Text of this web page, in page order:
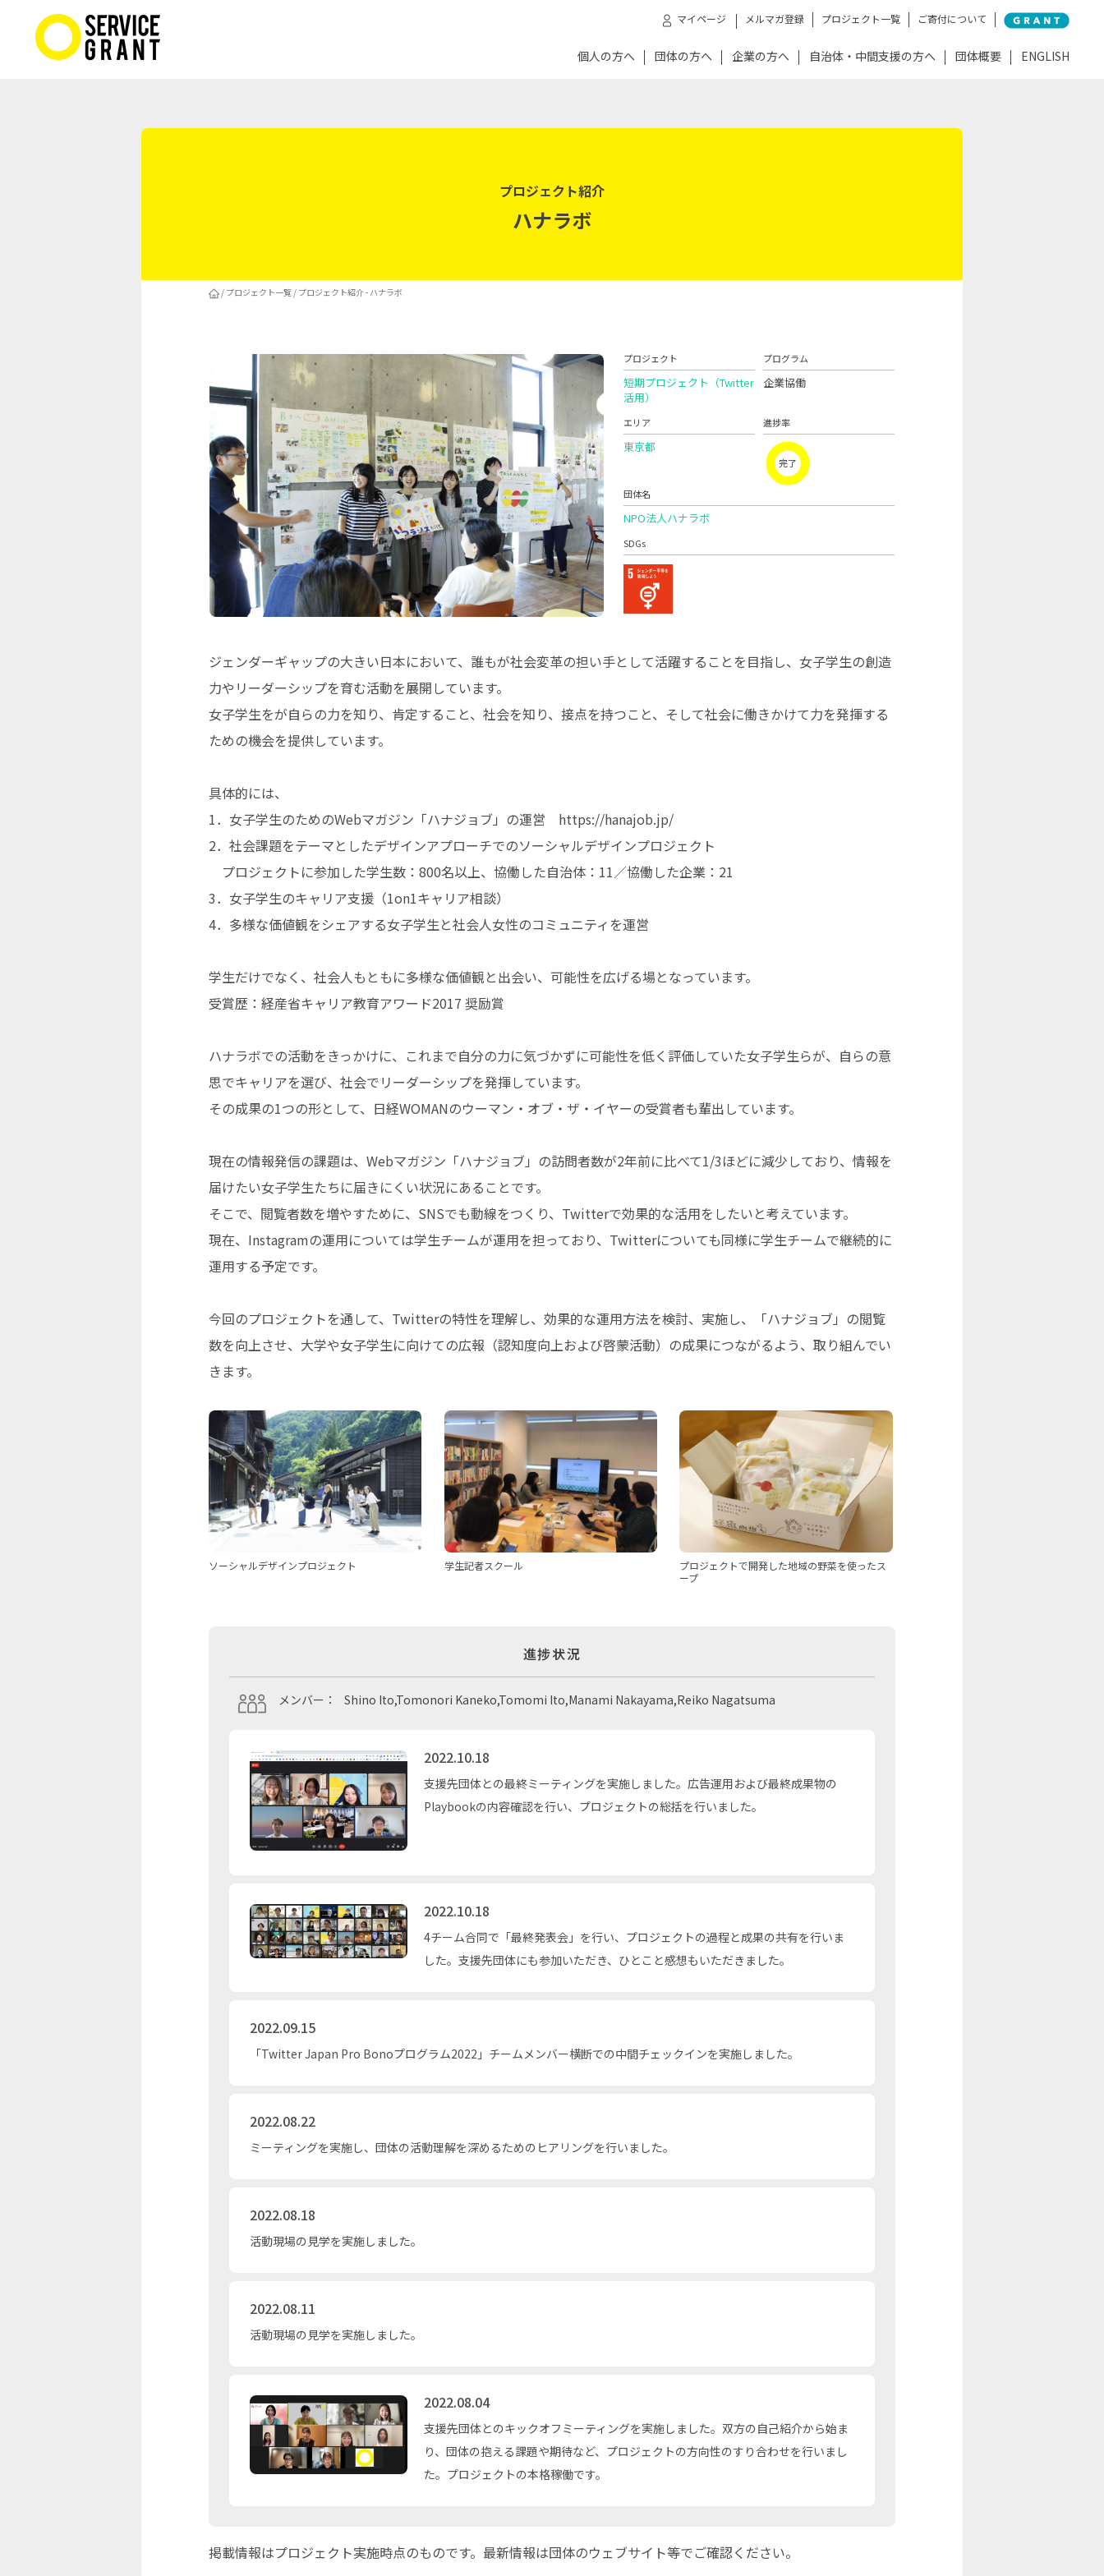
マイページ メルマガ登録 プロジェクト一覧 ご寄付について
個人の方へ 団体の方へ 企業の方へ 自治体・中間支援の方へ 団体概要 ENGLISH
プロジェクト紹介
ハナラボ
/ プロジェクト一覧 / プロジェクト紹介 - ハナラボ
プロジェクト
短期プロジェクト（Twitter
活用）
プログラム
企業協働
エリア
東京都
進捗率
完了
団体名
NPO法人ハナラボ
SDGs
ジェンダーギャップの大きい日本において、誰もが社会変革の担い手として活躍することを目指し、女子学生の創造
力やリーダーシップを育む活動を展開しています。
女子学生をが自らの力を知り、肯定すること、社会を知り、接点を持つこと、そして社会に働きかけて力を発揮する
ための機会を提供しています。
具体的には、
1．女子学生のためのWebマガジン「ハナジョブ」の運営 https://hanajob.jp/
2．社会課題をテーマとしたデザインアプローチでのソーシャルデザインプロジェクト
プロジェクトに参加した学生数：800名以上、協働した自治体：11／協働した企業：21
3．女子学生のキャリア支援（1on1キャリア相談）
4．多様な価値観をシェアする女子学生と社会人女性のコミュニティを運営
学生だけでなく、社会人もともに多様な価値観と出会い、可能性を広げる場となっています。
受賞歴：経産省キャリア教育アワード2017 奨励賞
ハナラボでの活動をきっかけに、これまで自分の力に気づかずに可能性を低く評価していた女子学生らが、自らの意
思でキャリアを選び、社会でリーダーシップを発揮しています。
その成果の1つの形として、日経WOMANのウーマン・オブ・ザ・イヤーの受賞者も輩出しています。
現在の情報発信の課題は、Webマガジン「ハナジョブ」の訪問者数が2年前に比べて1/3ほどに減少しており、情報を
届けたい女子学生たちに届きにくい状況にあることです。
そこで、閲覧者数を増やすために、SNSでも動線をつくり、Twitterで効果的な活用をしたいと考えています。
現在、Instagramの運用については学生チームが運用を担っており、Twitterについても同様に学生チームで継続的に
運用する予定です。
今回のプロジェクトを通して、Twitterの特性を理解し、効果的な運用方法を検討、実施し、「ハナジョブ」の閲覧
数を向上させ、大学や女子学生に向けての広報（認知度向上および啓蒙活動）の成果につながるよう、取り組んでい
きます。
ソーシャルデザインプロジェクト 学生記者スクール
プロジェクトで開発した地域の野菜を使ったス
ープ
進捗状況
メンバー： Shino Ito,Tomonori Kaneko,Tomomi Ito,Manami Nakayama,Reiko Nagatsuma
2022.10.18
支援先団体との最終ミーティングを実施しました。広告運用および最終成果物の
Playbookの内容確認を行い、プロジェクトの総括を行いました。
2022.10.18
4チーム合同で「最終発表会」を行い、プロジェクトの過程と成果の共有を行いま
した。支援先団体にも参加いただき、ひとこと感想もいただきました。
2022.09.15
「Twitter Japan Pro Bonoプログラム2022」チームメンバー横断での中間チェックインを実施しました。
2022.08.22
ミーティングを実施し、団体の活動理解を深めるためのヒアリングを行いました。
2022.08.18
活動現場の見学を実施しました。
2022.08.11
活動現場の見学を実施しました。
2022.08.04
支援先団体とのキックオフミーティングを実施しました。双方の自己紹介から始ま
り、団体の抱える課題や期待など、プロジェクトの方向性のすり合わせを行いまし
た。プロジェクトの本格稼働です。
掲載情報はプロジェクト実施時点のものです。最新情報は団体のウェブサイト等でご確認ください。